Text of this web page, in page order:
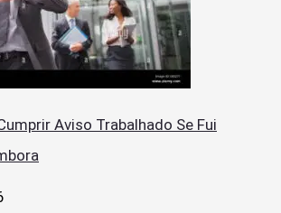
Aviso Trabalhado Se Fui